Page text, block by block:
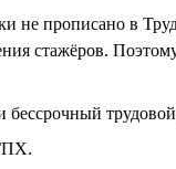
не прописано в
стажёров.
бессрочный